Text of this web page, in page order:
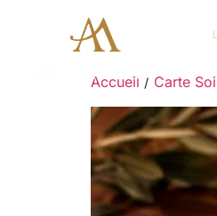
Accueil / Carte